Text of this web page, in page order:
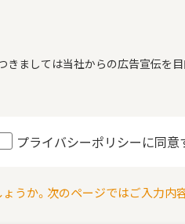
ましては当社からの広告宣伝を
プライバシーポリシーに同意
うか。次のページではご入力内